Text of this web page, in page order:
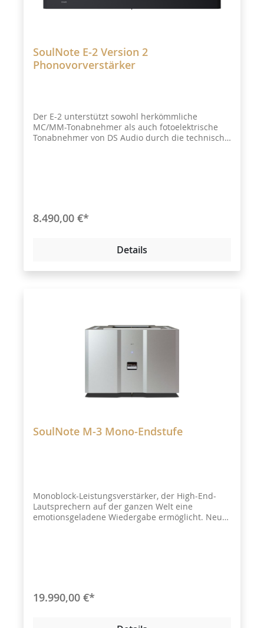
SoulNote E-2 Version 2
Phonovorverstärker
Der E-2 unterstützt sowohl herkömmliche
MC/MM-Tonabnehmer als auch fotoelektrische
Tonabnehmer von DS Audio durch die technische
8.490,00 €*
Details
SoulNote M-3 Mono-Endstufe
Monoblock-Leistungsverstärker, der High-End-
Lautsprechern auf der ganzen Welt eine
emotionsgeladene Wiedergabe ermöglicht. Neu
19.990,00 €*